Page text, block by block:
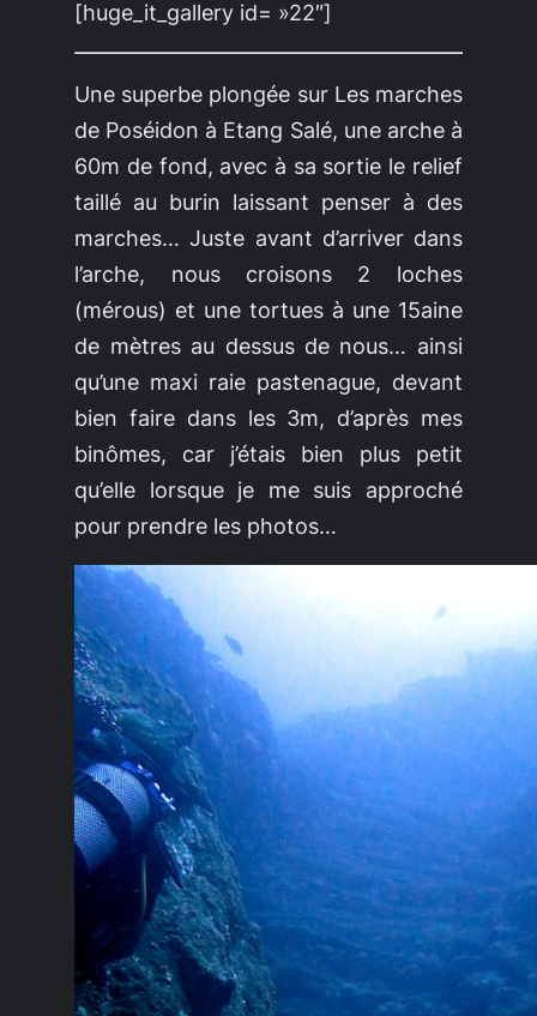
[huge_it_gallery id= »22″]
Une superbe plongée sur Les marches
de Poséidon à Etang Salé, une arche à
60m de fond, avec à sa sortie le relief
taillé au burin laissant penser à des
marches… Juste avant d’arriver dans
l’arche, nous croisons 2 loches
(mérous) et une tortues à une 15aine
de mètres au dessus de nous… ainsi
qu’une maxi raie pastenague, devant
bien faire dans les 3m, d’après mes
binômes, car j’étais bien plus petit
qu’elle lorsque je me suis approché
pour prendre les photos…